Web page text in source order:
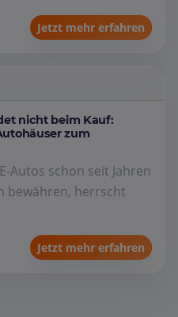
Jetzt mehr erfahren
nicht beim Kauf:
zum
Autos schon seit Jahren
bewähren, herrscht
Jetzt mehr erfahren